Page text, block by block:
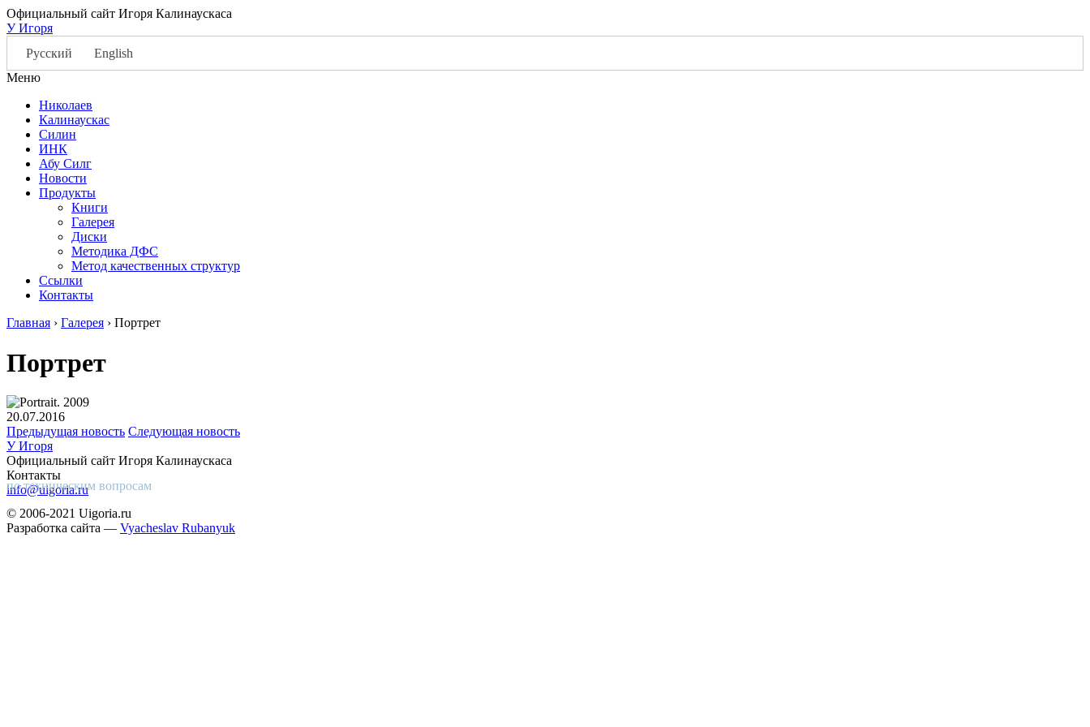
Официальный сайт Игоря Калинаускаса
У Игоря
Русский
English
Меню
Николаев
Калинаускас
Силин
ИНК
Абу Силг
Новости
Продукты
Книги
Галерея
Диски
Методика ДФС
Метод качественных структур
Ссылки
Контакты
Главная › Галерея › Портрет
Портрет
20.07.2016
Предыдущая новость Следующая новость
У Игоря
Официальный сайт Игоря Калинаускаса
Контакты
info@uigoria.ru
по техническим вопросам
© 2006-2021 Uigoria.ru
Разработка сайта — Vyacheslav Rubanyuk